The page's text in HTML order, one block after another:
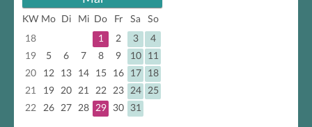
KW Mo Di Mi Do Fr Sa
So
18
1 2 3
4
19
5 6 7 8 9 10
11
20
12 13 14 15 16 17
18
21
19 20 21 22 23 24
25
22
26 27 28 29 30 31